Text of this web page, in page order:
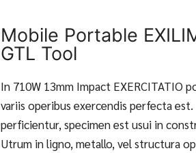
Mobile Portable
GTL Tool
In 710W 13mm Impact EXERCITATIO
variis operibus exercendis perfecta
perficientur, specimen est usui in
Utrum in ligno, metallo, vel structura